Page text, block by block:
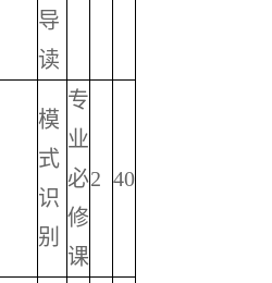
导
读
模
式
识
别
专
业
必
修
课
2 40